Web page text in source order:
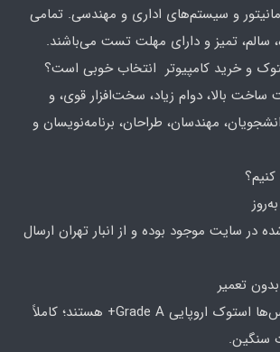
و سیستم‌های اداری و مهندسی. تمامی
تمیز و دارای مهلت تست می‌باشند.
و خرید کامپیوتر انتخاب خوبی است؟
بالا، دوام زیاد، سخت‌افزار قوی، و
مهندسان، طراحان، برنامه‌نویسان و
در سایت موجود بوده و از انبار تهران ارسال
تمام لپ‌تاپ‌ها و کیس‌ها استوک اروپایی Grade A+ هستند؛ کاملاً
سنگین.